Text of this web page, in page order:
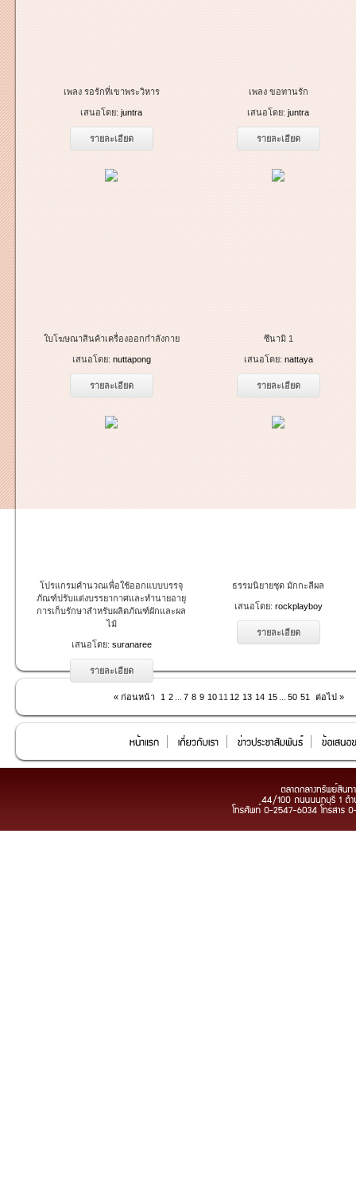
เพลง รอรักที่เขาพระวิหาร
เสนอโดย: juntra
รายละเอียด
เพลง ขอทานรัก
เสนอโดย: juntra
รายละเอียด
ใบโฆษณาสินค้าเครื่องออกกำลังกาย
เสนอโดย: nuttapong
รายละเอียด
ซึนามิ 1
เสนอโดย: nattaya
รายละเอียด
โปรแกรมคำนวณเพื่อใช้ออกแบบบรรจุ
ภัณฑ์ปรับแต่งบรรยากาศและทำนายอายุ
การเก็บรักษาสำหรับผลิตภัณฑ์ผักและผล
ไม้
เสนอโดย: suranaree
รายละเอียด
ธรรมนิยายชุด มักกะลีผล
เสนอโดย: rockplayboy
รายละเอียด
« ก่อนหน้า 1 2 7 8 9 10 11 12 13 14 15 50 51 ต่อไป »